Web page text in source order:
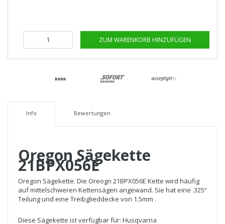
ZUM WARENKORB HINZUFÜGEN
Info Bewertungen
Oregon Sägekette
21BPX056E
Oregon Sägekette. Die Oreogn 21BPX056E Kette wird häufig
auf mittelschweren Kettensägen angewand. Sie hat eine .325“
Teilung und eine Treibglieddecke von 1.5mm .
Diese Sägekette ist verfügbar für: Husqvarna